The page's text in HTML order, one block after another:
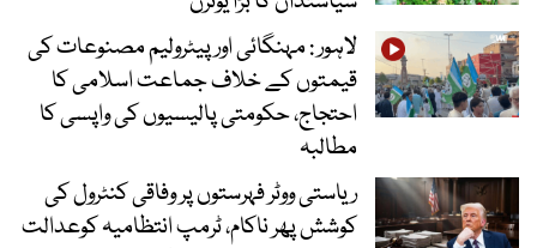
لاہور : مہنگائی اور پیٹرولیم مصنوعات کی
قیمتوں کے خلاف جماعت اسلامی کا
احتجاج، حکومتی پالیسیوں کی واپسی کا
مطالبہ
ریاستی ووٹر فہرستوں پر وفاقی کنٹرول کی
کوشش پھر ناکام، ٹرمپ انتظامیہ کوعدالت